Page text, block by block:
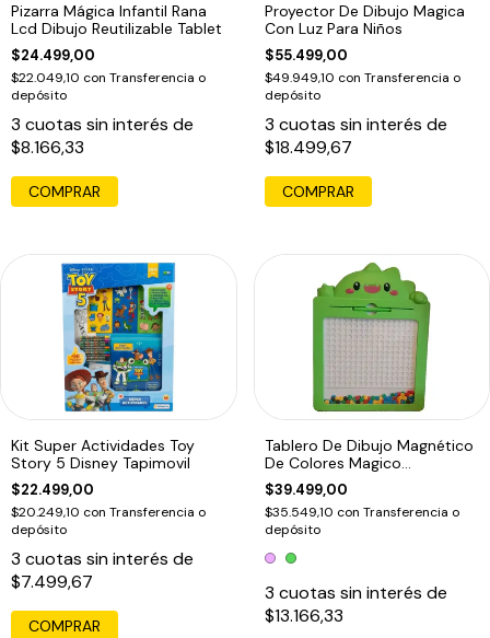
Pizarra Mágica Infantil Rana
Lcd Dibujo Reutilizable Tablet
$24.499,00
$22.049,10 con Transferencia o
depósito
3 cuotas sin interés de
$8.166,33
Proyector De Dibujo Magica
Con Luz Para Niños
$55.499,00
$49.949,10 con Transferencia o
depósito
3 cuotas sin interés de
$18.499,67
Kit Super Actividades Toy
Story 5 Disney Tapimovil
$22.499,00
$20.249,10 con Transferencia o
depósito
3 cuotas sin interés de
$7.499,67
Tablero De Dibujo Magnético
De Colores Magico
Montessori
$39.499,00
$35.549,10 con Transferencia o
depósito
3 cuotas sin interés de
$13.166,33